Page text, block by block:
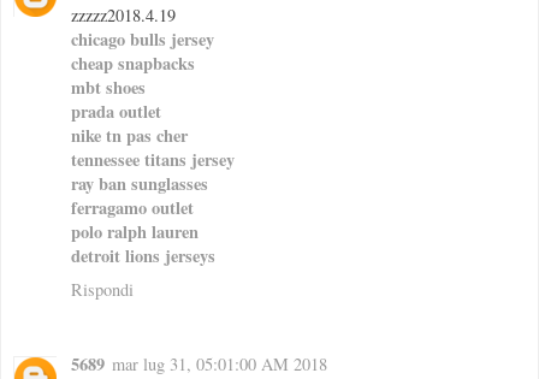
zzzzz2018.4.19
chicago bulls jersey
cheap snapbacks
mbt shoes
prada outlet
nike tn pas cher
tennessee titans jersey
ray ban sunglasses
ferragamo outlet
polo ralph lauren
detroit lions jerseys
Rispondi
5689 mar lug 31, 05:01:00 AM 2018